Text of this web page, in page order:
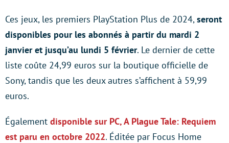
Ces jeux, les premiers PlayStation Plus de 2024,seront
disponibles pour les abonnés à partir du mardi 2
janvier et jusqu’au lundi 5 février. Le dernier de cette
liste coûte 24,99 euros sur la boutique officielle de
Sony, tandis que les deux autres s’affichent à 59,99
euros.
Également disponible sur PC, A Plague Tale: Requiem
est paru en octobre 2022. Éditée par Focus Home